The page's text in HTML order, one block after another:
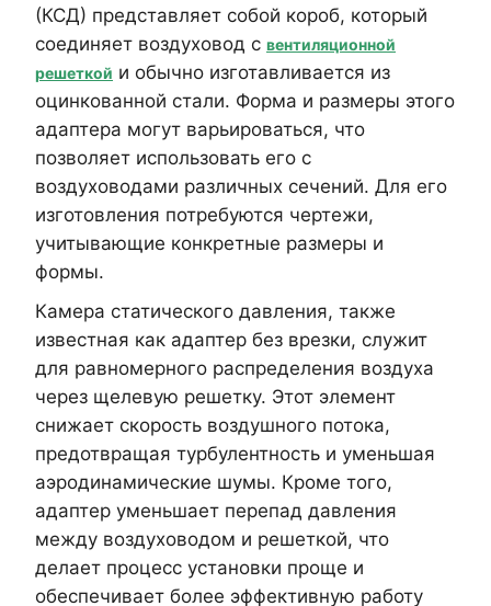
(КСД) представляет собой короб, который
соединяет воздуховод с вентиляционной
решеткой и обычно изготавливается из
оцинкованной стали. Форма и размеры этого
адаптера могут варьироваться, что
позволяет использовать его с
воздуховодами различных сечений. Для его
изготовления потребуются чертежи,
учитывающие конкретные размеры и
формы.
Камера статического давления, также
известная как адаптер без врезки, служит
для равномерного распределения воздуха
через щелевую решетку. Этот элемент
снижает скорость воздушного потока,
предотвращая турбулентность и уменьшая
аэродинамические шумы. Кроме того,
адаптер уменьшает перепад давления
между воздуховодом и решеткой, что
делает процесс установки проще и
обеспечивает более эффективную работу